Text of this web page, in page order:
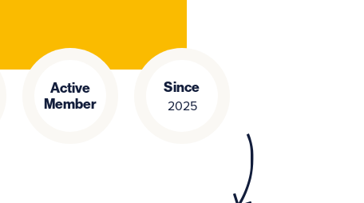
Active
Member
Since
2025